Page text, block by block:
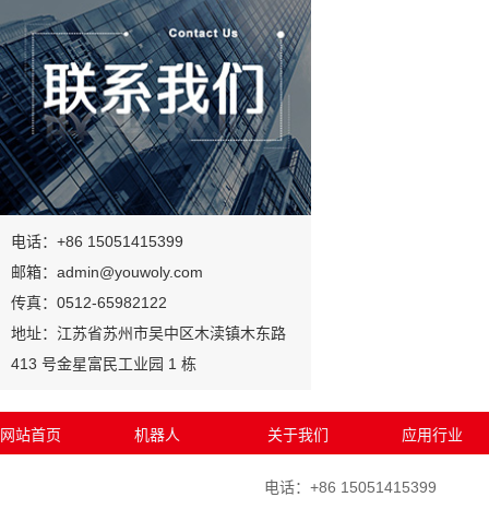
电话：+86 15051415399
邮箱：admin@youwoly.com
传真：0512-65982122
地址：江苏省苏州市吴中区木渎镇木东路
413 号金星富民工业园 1 栋
网站首页 机器人 关于我们 应用行业
电话：+86 15051415399